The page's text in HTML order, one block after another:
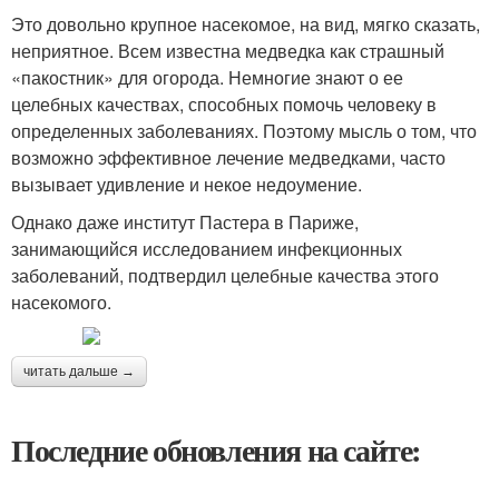
Это довольно крупное насекомое, на вид, мягко сказать,
неприятное. Всем известна медведка как страшный
«пакостник» для огорода. Немногие знают о ее
целебных качествах, способных помочь человеку в
определенных заболеваниях. Поэтому мысль о том, что
возможно эффективное лечение медведками, часто
вызывает удивление и некое недоумение.
Однако даже институт Пастера в Париже,
занимающийся исследованием инфекционных
заболеваний, подтвердил целебные качества этого
насекомого.
читать дальше →
Последние обновления на сайте: